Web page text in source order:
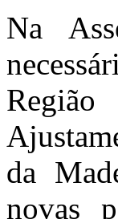
Na
da
novas